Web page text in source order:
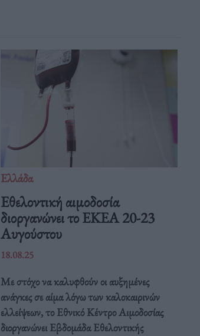
Ελλάδα
Eθελοντική αιμοδοσία
διοργανώνει το ΕΚΕΑ 20-23
Αυγούστου
18.08.25
Με στόχο να καλυφθούν οι αυξημένες
ανάγκες σε αίμα λόγω των καλοκαιρινών
ελλείψεων, το Εθνικό Κέντρο Αιμοδοσίας
διοργανώνει Εβδομάδα Εθελοντικής